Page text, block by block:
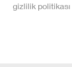
gizlilik politikası